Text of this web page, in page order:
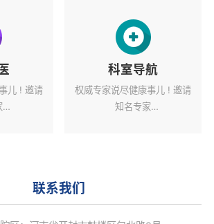
儿 ! 邀请
科室导航
权威专家说尽健康事儿 ! 邀请
知名专家
联系我们